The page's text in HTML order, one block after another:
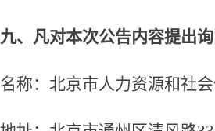
九、凡对本次公告内容提出
名称：北京市人力资源和社